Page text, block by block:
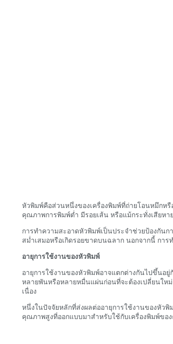
หัวพิมพ์คือส่วนหนึ่งของเครื่องพิมพ์ที่ถ่ายโอนหมึก
คุณภาพการพิมพ์ต่ำ มีรอยเส้น หรือแม้กระทั่งเสียห
การทำความสะอาดหัวพิมพ์เป็นประจำช่วยป้องกั
สม่ำเสมอหรือเกิดรอยขาดบนฉลาก นอกจากนี้ กา
อายุการใช้งานของหัวพิมพ์
อายุการใช้งานของหัวพิมพ์อาจแตกต่างกันไปขึ้นอ
หลายพันหรือหลายหมื่นแผ่นก่อนที่จะต้องเปลี่ยนให
เนื่อง
หนึ่งในปัจจัยหลักที่ส่งผลต่ออายุการใช้งานของหั
คุณภาพสูงที่ออกแบบมาสำหรับใช้กับเครื่องพิมพ์ขอ